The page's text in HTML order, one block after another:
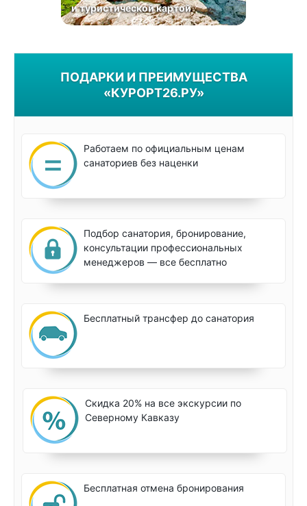
и туристической картой
ПОДАРКИ И ПРЕИМУЩЕСТВА
«КУРОРТ26.РУ»
Работаем по официальным ценам
санаториев без наценки
Подбор санатория, бронирование,
консультации профессиональных
менеджеров — все бесплатно
Бесплатный трансфер до санатория
Скидка 20% на все экскурсии по
Северному Кавказу
Бесплатная отмена бронирования